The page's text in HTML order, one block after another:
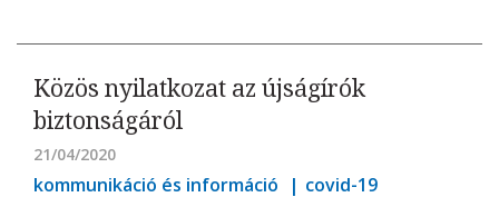
Közös nyilatkozat az újságírók
biztonságáról
21/04/2020
kommunikáció és információ covid-19